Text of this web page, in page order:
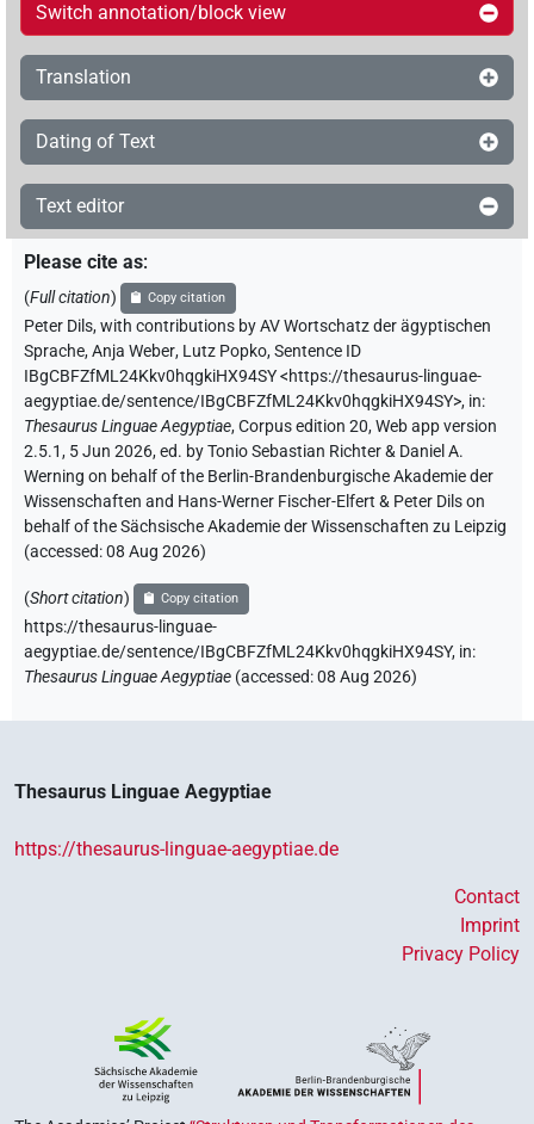
Switch annotation/block view
Translation
Dating of Text
Text editor
Please cite as:
(Full citation) Copy citation
Peter Dils,with contributions byAV Wortschatz der ägyptischen
Sprache,Anja Weber, Lutz Popko,Sentence ID
IBgCBFZfML24Kkv0hqgkiHX94SY<https://thesaurus-linguae-
aegyptiae.de/sentence/IBgCBFZfML24Kkv0hqgkiHX94SY>, in:
Thesaurus Linguae Aegyptiae,Corpus edition 20, Web app version
2.5.1, 5 Jun 2026, ed. by Tonio Sebastian Richter & Daniel A.
Werning on behalf of the Berlin-Brandenburgische Akademie der
Wissenschaften and Hans-Werner Fischer-Elfert & Peter Dils on
behalf of the Sächsische Akademie der Wissenschaften zu Leipzig
(accessed:08 Aug 2026)
(Short citation) Copy citation
https://thesaurus-linguae-
aegyptiae.de/sentence/IBgCBFZfML24Kkv0hqgkiHX94SY, in:
Thesaurus Linguae Aegyptiae (accessed:08 Aug 2026)
Thesaurus Linguae Aegyptiae
https://thesaurus-linguae-aegyptiae.de
Contact
Imprint
Privacy Policy